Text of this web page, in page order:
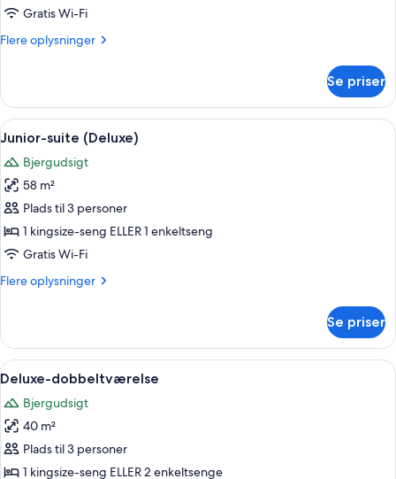
Gratis Wi-Fi
Flere oplysninger
Flere
dobbeltværelse
Se priser
Indlæs
alle
billeder
af
Junior-
suite
(Deluxe)
Junior-suite (Deluxe) | Premium-
15
Junior-suite (Deluxe)
Bjergudsigt
58 m²
Plads til 3 personer
1 kingsize-seng ELLER 1 enkeltseng
Gratis Wi-Fi
Flere oplysninger
Flere
suite
(Deluxe)
Se priser
Indlæs
alle
billeder
af
Deluxe-
dobbeltværelse
Deluxe-dobbeltværelse | Premium-
11
Deluxe-dobbeltværelse
Bjergudsigt
40 m²
Plads til 3 personer
1 kingsize-seng ELLER 2 enkeltsenge